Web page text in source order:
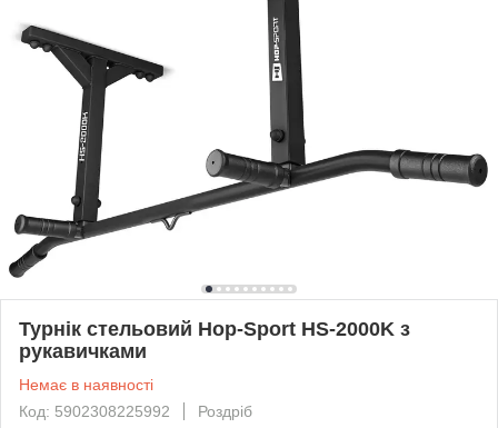
Турнік стельовий Hop-Sport HS-2000K з
рукавичками
Немає в наявності
Код: 5902308225992
Роздріб